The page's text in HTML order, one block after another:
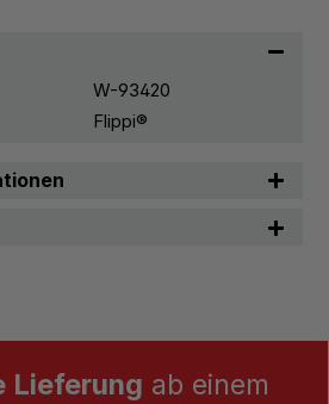
W-93420
Flippi®
Lieferung ab einem